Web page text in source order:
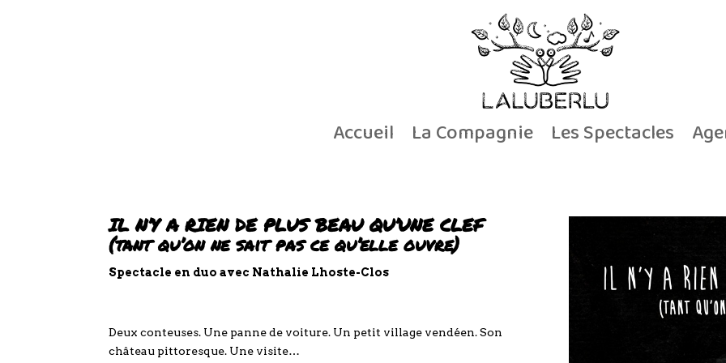
Accueil La Compagnie Les Spectacles
IL N’Y A RIEN DE PLUS BEAU QU’UNE CLEF
(tant qu’on ne sait pas ce qu’elle ouvre)
Spectacle en duo avec Nathalie Lhoste-Clos
Deux conteuses. Une panne de voiture. Un petit village vendéen. Son
château pittoresque. Une visite…